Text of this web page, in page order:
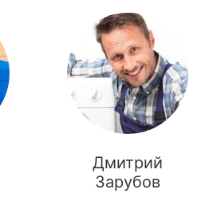
Дмитрий
Зарубов